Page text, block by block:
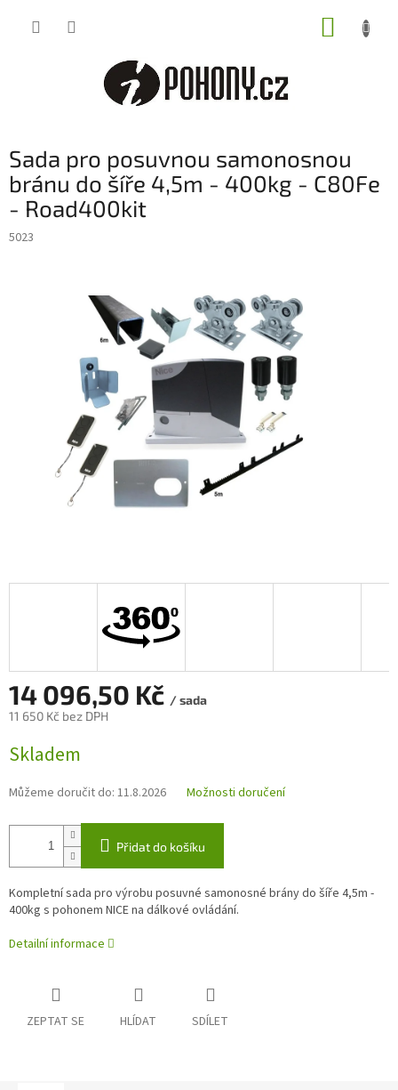
Sada pro posuvnou samonosnou
bránu do šíře 4,5m - 400kg - C80Fe
- Road400kit
5023
14 096,50 Kč / sada
11 650 Kč bez DPH
cena:
Skladem
Můžeme doručit do: 11.8.2026 Možnosti doručení
Přidat do košíku
Kompletní sada pro výrobu posuvné samonosné brány do šíře 4,5m -
400kg s pohonem NICE na dálkové ovládání.
Detailní informace
ZEPTAT SE HLÍDAT SDÍLET